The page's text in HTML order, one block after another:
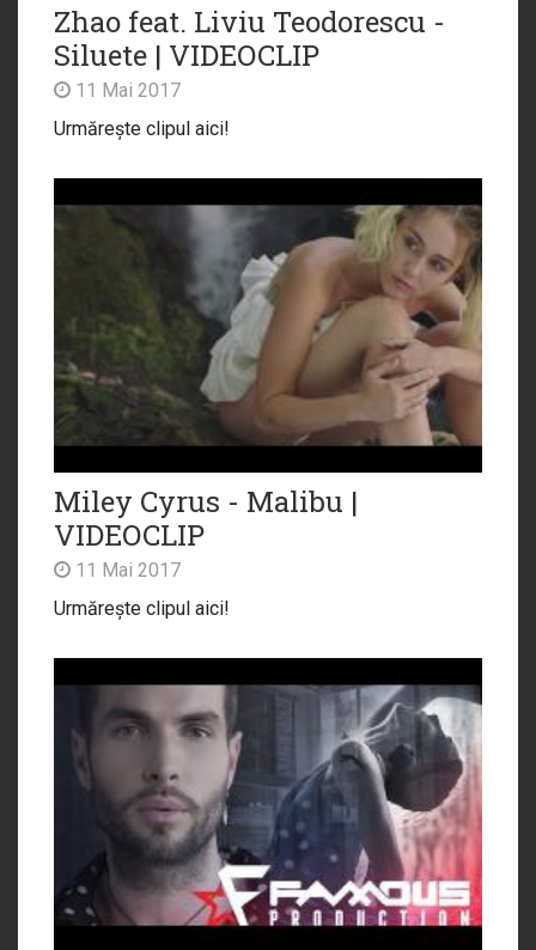
Zhao feat. Liviu Teodorescu -
Siluete | VIDEOCLIP
11 Mai 2017
Urmărește clipul aici!
Miley Cyrus - Malibu |
VIDEOCLIP
11 Mai 2017
Urmărește clipul aici!